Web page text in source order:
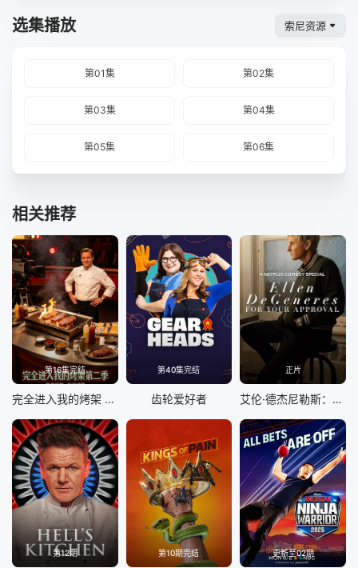
选集播放 索尼资源
第01集 第02集
第03集 第04集
第05集 第06集
相关推荐
第16集完结
完全进入我的烤架 第二季
第40集完结
齿轮爱好者
正片
艾伦·德杰尼勒斯：请你许可
第12期 第10期完结 更新至02期